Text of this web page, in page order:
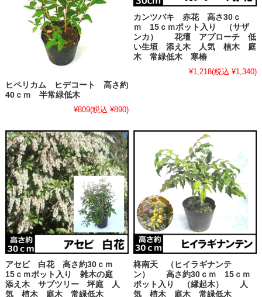
ヒペリカム ヒデコート 高さ約
40ｃｍ 半常緑低木
¥809(税込 ¥890)
カンツバキ 赤花 高さ30ｃ
ｍ 15ｃｍポット入り （サザ
ンカ） 花壇 アプローチ 低
い生垣 添え木 人気 植木 庭
木 常緑低木 寒椿
¥1,218(税込 ¥1,340)
アセビ 白花 高さ約30ｃｍ
15ｃｍポット入り 雑木の庭
添え木 サブツリー 坪庭 人
気 植木 庭木 常緑低木
柊南天 （ヒイラギナンテ
ン） 高さ約30ｃｍ 15ｃｍ
ポット入り （縁起木） 人
気 植木 庭木 常緑低木